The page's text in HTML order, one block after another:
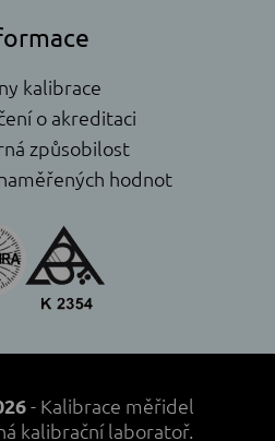
kalibrace
o akreditaci
způsobilost
hodnot
- Kalibrace měřidel
kalibrační laboratoř.